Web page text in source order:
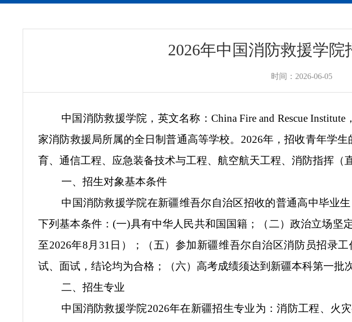
2026年中国消防救援学
时间：2026-06-05
中国消防救援学院，英文名称：China Fire and Rescue
家消防救援局所属的全日制普通高等学校。2026年，招收青年学
育、通信工程、应急装备技术与工程、航空航天工程、消防指挥（
一、招生对象基本条件
中国消防救援学院在新疆维吾尔自治区招收的普通高中毕业
下列基本条件：(一)具有中华人民共和国国籍；（二）政治立场
至2026年8月31日）；（五）参加新疆维吾尔自治区消防员招录
试、面试，结论均为合格；（六）高考成绩须达到新疆本科第一批
二、招生专业
中国消防救援学院2026年在新疆招生专业为：消防工程、火